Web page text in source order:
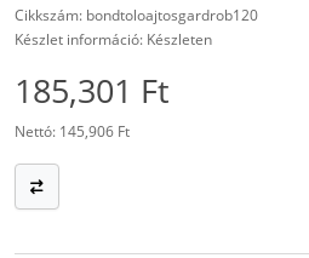
Cikkszám: bondtoloajtosgardrob120
Készlet információ: Készleten
185,301 Ft
Nettó: 145,906 Ft